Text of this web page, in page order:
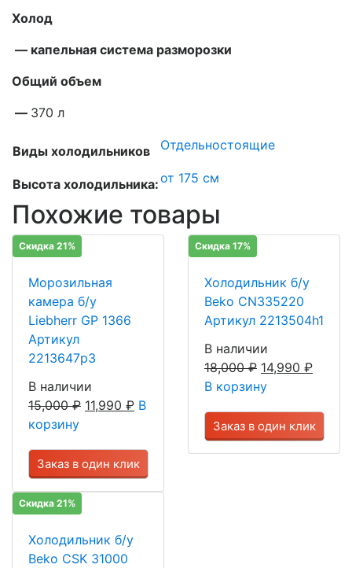
Холод
— капельная система разморозки
Общий объем
— 370 л
Виды холодильников Отдельностоящие
Высота холодильника:от 175 см
Похожие товары
Скидка 21%
Морозильная
камера б/у
Liebherr GP 1366
Артикул
2213647р3
В наличии
15,000₽ 11,990 ₽ В
корзину
Заказ в один клик
Скидка 17%
Холодильник б/у
Beko CN335220
Артикул 2213504h1
В наличии
18,000₽ 14,990 ₽
В корзину
Заказ в один клик
Скидка 21%
Холодильник б/у
Beko CSK 31000